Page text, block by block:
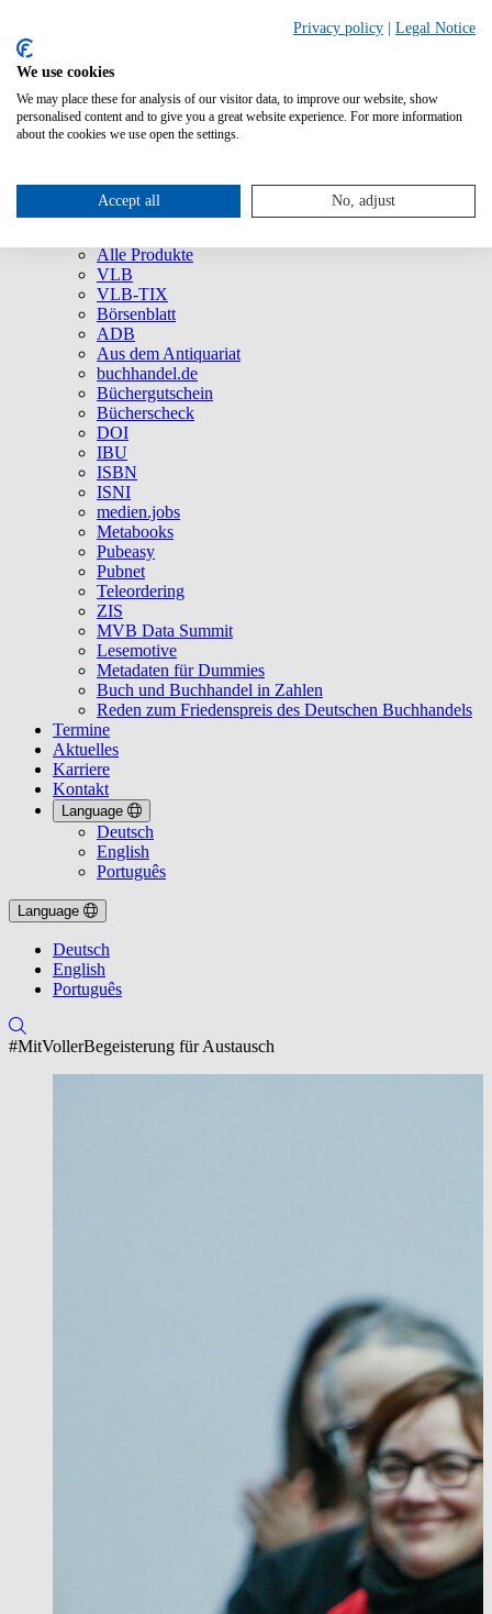
Über uns
Unternehmen
Presse
Service
Alle Produkte
VLB
VLB-TIX
Börsenblatt
ADB
Aus dem Antiquariat
buchhandel.de
Büchergutschein
Bücherscheck
DOI
IBU
ISBN
ISNI
medien.jobs
Metabooks
Pubeasy
Pubnet
Teleordering
ZIS
MVB Data Summit
Lesemotive
Metadaten für Dummies
Buch und Buchhandel in Zahlen
Reden zum Friedenspreis des Deutschen Buchhandels
Termine
Aktuelles
Karriere
Kontakt
Language
Deutsch
English
Português
Language
Deutsch
English
Português
#MitVollerBegeisterung für Austausch
Privacy policy Legal Notice
We use cookies
We may place these for analysis of our visitor data, to improve our website, show
personalised content and to give you a great website experience. For more information
about the cookies we use open the settings.
Accept all No, adjust